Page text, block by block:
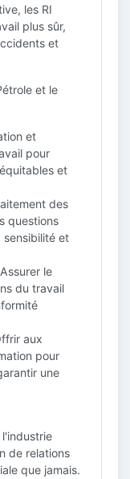
les RI
plus sûr,
et
et le
et
pour
et
des
questions
sensibilité et
Assurer le
du travail
aux
pour
une
de relations
que jamais.